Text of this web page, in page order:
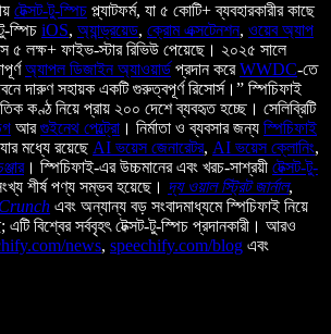
টেক্সট-টু-স্পিচ প্ল্যাটফর্ম, যা ৫ কোটি+ ব্যবহারকারীর কাছে
স্পিচ iOS, অ্যান্ড্রয়েড, ক্রোম এক্সটেনশন, ওয়েব অ্যাপ
৫ লক্ষ+ ফাইভ-স্টার রিভিউ পেয়েছে। ২০২৫ সালে
অ্যাপল ডিজাইন অ্যাওয়ার্ড প্রদান করেWWDC-তে
দারুণ সহায়ক একটি গুরুত্বপূর্ণ রিসোর্স।” স্পিচিফাই
কণ্ঠ নিয়ে প্রায় ২০০ দেশে ব্যবহৃত হচ্ছে। সেলিব্রিটি
আরগুইনেথ পেল্ট্রো । নির্মাতা ও ব্যবসার জন্য স্পিচিফাই
মধ্যে রয়েছে AI ভয়েস জেনারেটর, AI ভয়েস ক্লোনিং,
। স্পিচিফাই-এর উচ্চমানের এবং খরচ-সাশ্রয়ী টেক্সট-টু-
শীর্ষ পণ্য সম্ভব হয়েছে। দ্য ওয়াল স্ট্রিট জার্নাল,
এবং অন্যান্য বড় সংবাদমাধ্যমে স্পিচিফাই নিয়ে
বিশ্বের সর্ববৃহৎ টেক্সট-টু-স্পিচ প্রদানকারী। আরও
news, speechify.com/blog এবং